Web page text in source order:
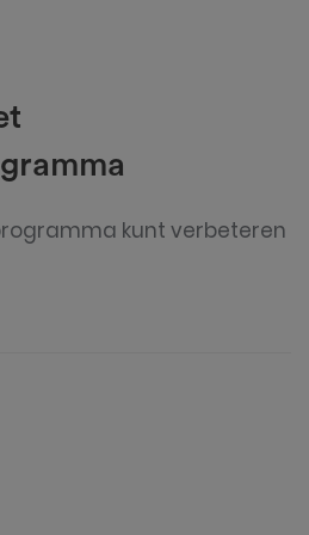
kunt verbeteren